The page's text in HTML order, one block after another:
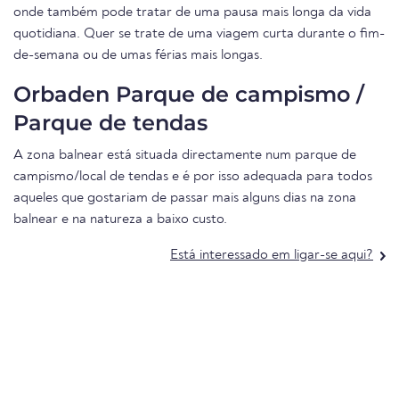
onde também pode tratar de uma pausa mais longa da vida
quotidiana. Quer se trate de uma viagem curta durante o fim-
de-semana ou de umas férias mais longas.
Orbaden Parque de campismo /
Parque de tendas
A zona balnear está situada directamente num parque de
campismo/local de tendas e é por isso adequada para todos
aqueles que gostariam de passar mais alguns dias na zona
balnear e na natureza a baixo custo.
Está interessado em ligar-se aqui?